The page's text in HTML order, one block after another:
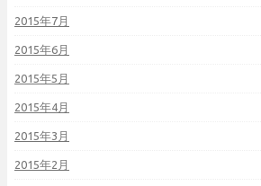
2015年7月
2015年6月
2015年5月
2015年4月
2015年3月
2015年2月